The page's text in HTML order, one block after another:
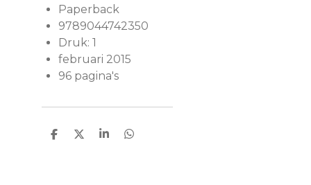
Paperback
9789044742350
Druk: 1
februari 2015
96 pagina's
D
D
S
D